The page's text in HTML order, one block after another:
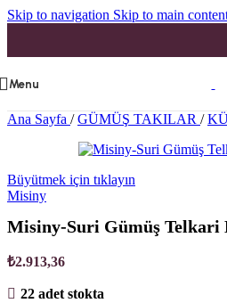
Skip to navigation Skip to main
Menu
Ana Sayfa / GÜMÜŞ TAKILAR /
Büyütmek için tıklayın
Misiny
Misiny-Suri Gümüş Telkari
₺2.913,36
22 adet stokta